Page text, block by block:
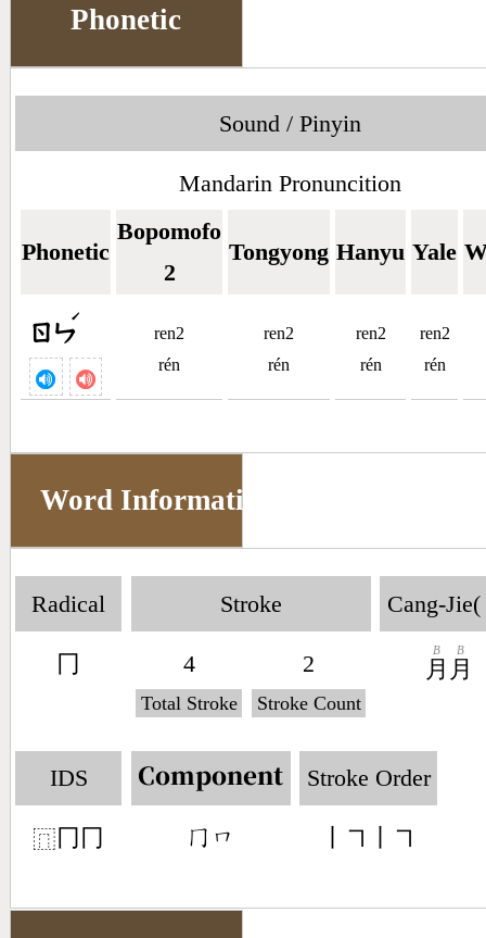
Phonetic
Sound / Pinyin
Mandarin Pronuncition
Phonetic
Bopomofo
2
Tongyong Hanyu Yale
ㄖㄣ
ˊ
ren2
rén
ren2
rén
ren2
rén
ren2
rén
Word Information
Radical
冂
Stroke
4
Total Stroke
2
Stroke Count
Cang-Jie(
月
B
月
B
IDS
⿵ 冂冂
Component
󶀦󶀨
Stroke Order
丨㇕丨㇕